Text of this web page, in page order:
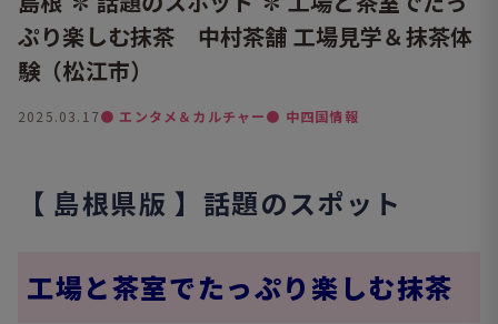
ぷり楽しむ抹茶 中村茶舗 工場見学＆抹茶体
験（松江市）
2025.03.17● エンタメ＆カルチャー● 中四国情報
【 島根県版 】話題のスポット
工場と茶室でたっぷり楽しむ抹茶